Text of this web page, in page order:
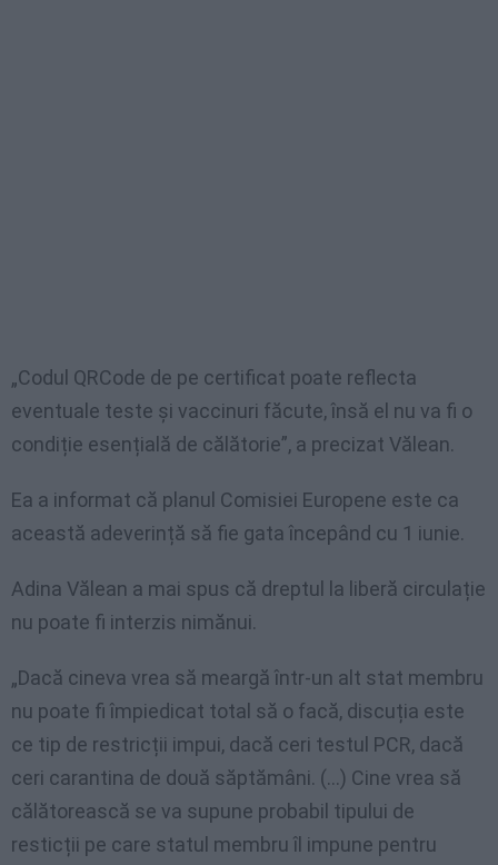
„Codul QRCode de pe certificat poate reflecta
eventuale teste și vaccinuri făcute, însă el nu va fi o
condiție esențială de călătorie”, a precizat Vălean.
Ea a informat că planul Comisiei Europene este ca
această adeverință să fie gata începând cu 1 iunie.
Adina Vălean a mai spus că dreptul la liberă circulație
nu poate fi interzis nimănui.
„Dacă cineva vrea să meargă într-un alt stat membru
nu poate fi împiedicat total să o facă, discuția este
ce tip de restricții impui, dacă ceri testul PCR, dacă
ceri carantina de două săptămâni. (…) Cine vrea să
călătorească se va supune probabil tipului de
resticții pe care statul membru îl impune pentru